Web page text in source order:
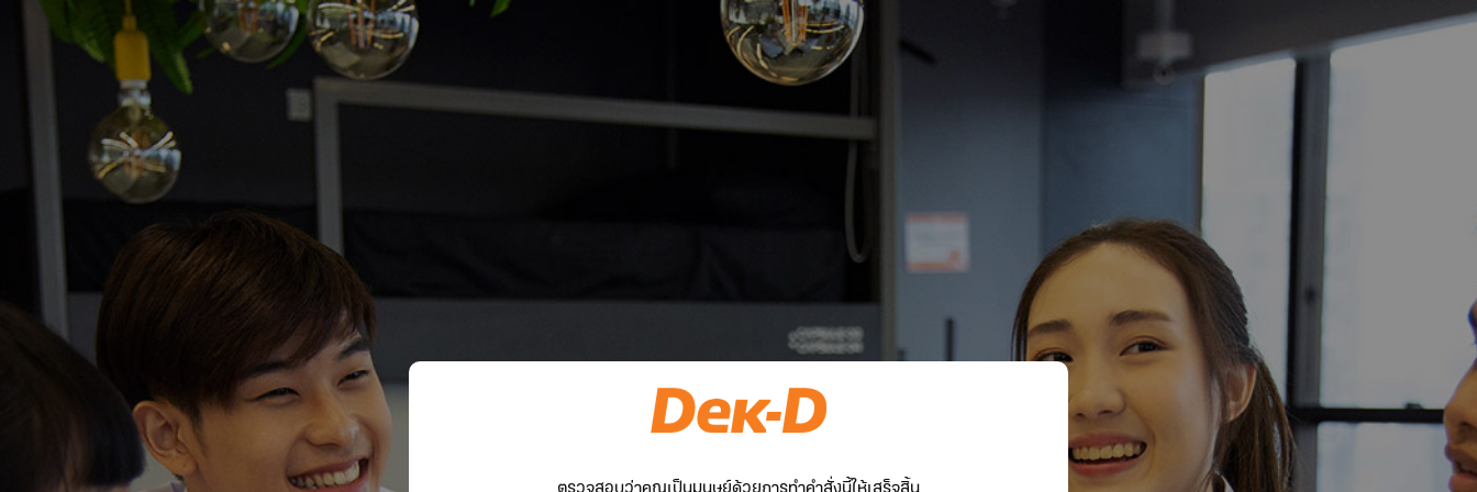
ตรวจสอบว่าคุณเป็นมนุษย์ด้วยการทำคำสั่งนี้ให้เสร็จสิ้น